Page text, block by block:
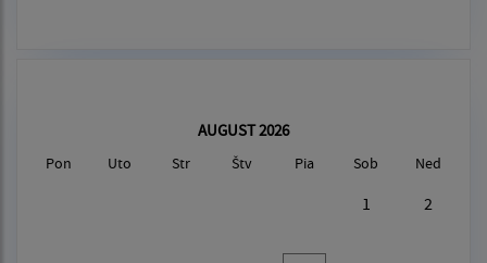
AUGUST 2026
Pon Uto Str Štv Pia Sob Ned
1 2